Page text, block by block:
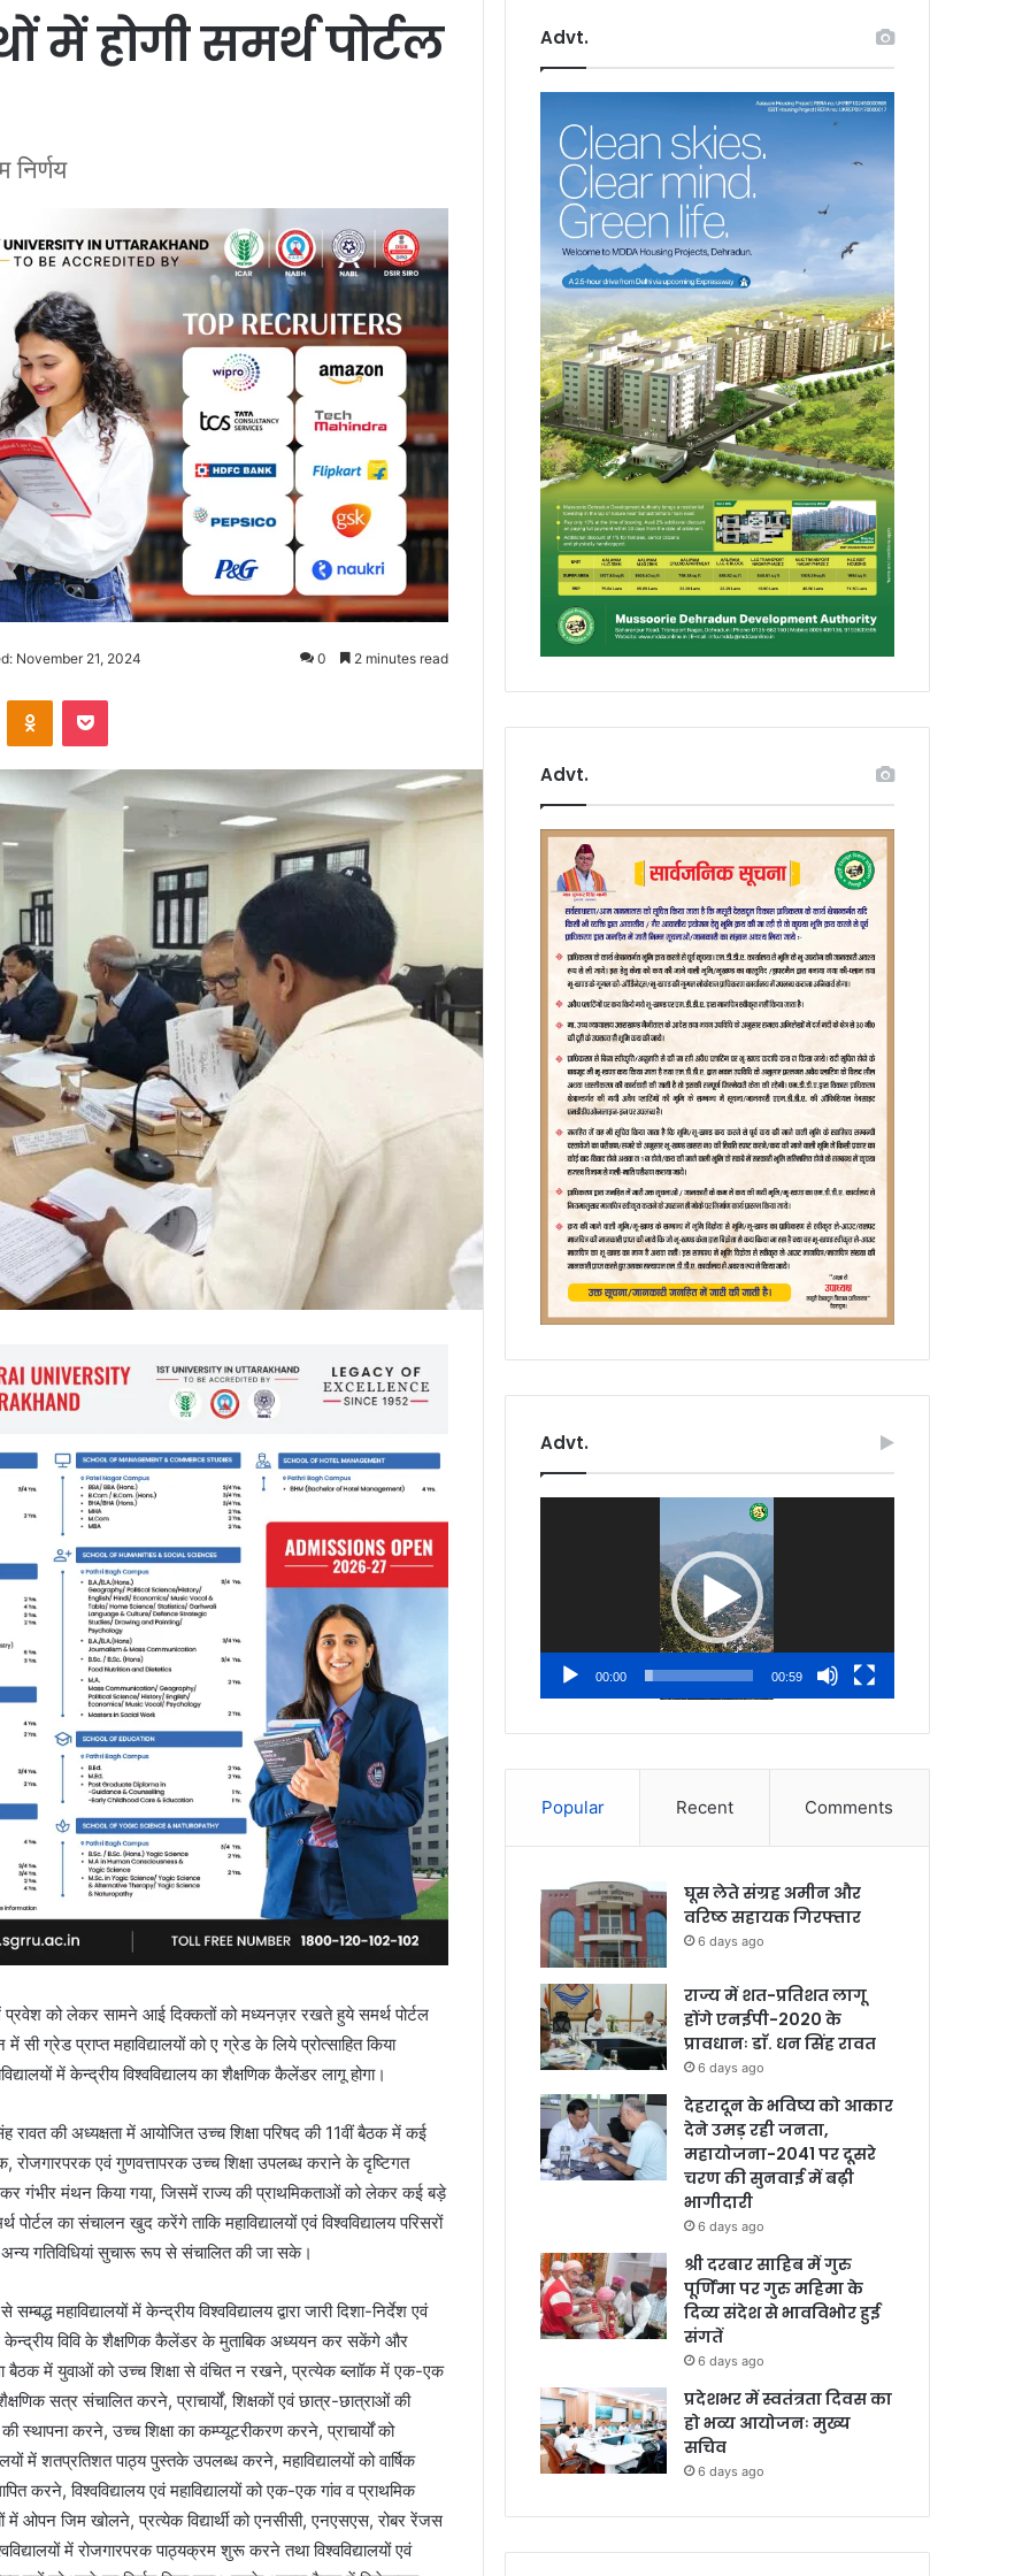
में होगी समर्थ पोर्टल
निर्णय
November 21, 2024 0 2 minutes read
प्रवेश को लेकर सामने आई दिक्कतों को मध्यनज़र रखते हुये समर्थ पोर्टल
ग्रेड प्राप्त महाविद्यालयों को ए ग्रेड के लिये प्रोत्साहित किया
में केन्द्रीय विश्वविद्यालय का शैक्षणिक कैलेंडर लागू होगा।
रावत की अध्यक्षता में आयोजित उच्च शिक्षा परिषद की 11वीं बैठक में कई
एवं गुणवत्तापरक उच्च शिक्षा उपलब्ध कराने के दृष्टिगत
गंभीर मंथन किया गया, जिसमें राज्य की प्राथमिकताओं को लेकर कई बड़े
का संचालन खुद करेंगे ताकि महाविद्यालयों एवं विश्वविद्यालय परिसरों
गतिविधियां सुचारू रूप से संचालित की जा सके।
महाविद्यालयों में केन्द्रीय विश्वविद्यालय द्वारा जारी दिशा-निर्देश एवं
केन्द्रीय विवि के शैक्षणिक कैलेंडर के मुताबिक अध्ययन कर सकेंगे और
बैठक में युवाओं को उच्च शिक्षा से वंचित न रखने, प्रत्येक ब्लाॉक में एक-एक
सत्र संचालित करने, प्राचार्यों, शिक्षकों एवं छात्र-छात्राओं की
स्थापना करने, उच्च शिक्षा का कम्प्यूटरीकरण करने, प्राचार्यों को
में शतप्रतिशत पाठ्य पुस्तके उपलब्ध करने, महाविद्यालयों को वार्षिक
करने, विश्वविद्यालय एवं महाविद्यालयों को एक-एक गांव व प्राथमिक
में ओपन जिम खोलने, प्रत्येक विद्यार्थी को एनसीसी, एनएसएस, रोबर रेंजस
में रोजगारपरक पाठ्यक्रम शुरू करने तथा विश्वविद्यालयों एवं
Advt.
Advt.
Advt.
00:00 00:59
Popular Recent Comments
घूस लेते संग्रह अमीन और
वरिष्ठ सहायक गिरफ्तार
6 days ago
राज्य में शत-प्रतिशत लागू
होंगे एनईपी-2020 के
प्रावधानः डाॅ. धन सिंह रावत
6 days ago
देहरादून के भविष्य को आकार
देने उमड़ रही जनता,
महायोजना-2041 पर दूसरे
चरण की सुनवाई में बढ़ी
भागीदारी
6 days ago
श्री दरबार साहिब में गुरु
पूर्णिमा पर गुरु महिमा के
दिव्य संदेश से भावविभोर हुई
संगतें
6 days ago
प्रदेशभर में स्वतंत्रता दिवस का
हो भव्य आयोजनः मुख्य
सचिव
6 days ago